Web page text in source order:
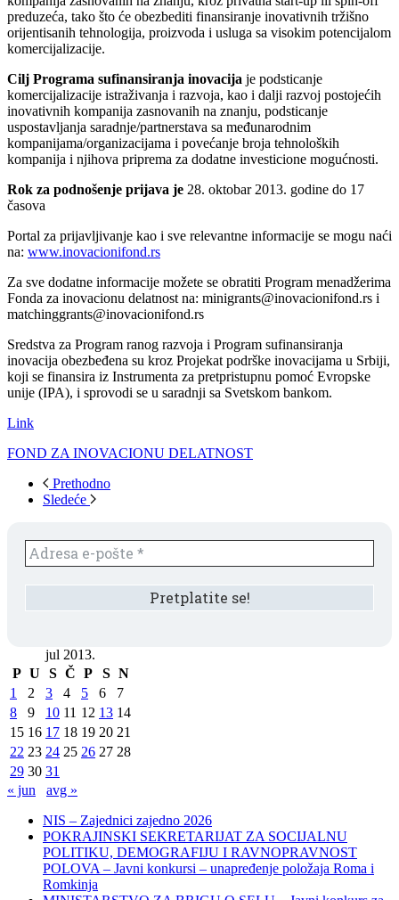
preduzeća, tako što će obezbediti finansiranje inovativnih tržišno
orijentisanih tehnologija, proizvoda i usluga sa visokim potencijalom
komercijalizacije.
Cilj Programa sufinansiranja inovacija je podsticanje
komercijalizacije istraživanja i razvoja, kao i dalji razvoj postojećih
inovativnih kompanija zasnovanih na znanju, podsticanje
uspostavljanja saradnje/partnerstava sa međunarodnim
kompanijama/organizacijama i povećanje broja tehnoloških
kompanija i njihova priprema za dodatne investicione mogućnosti.
Rok za podnošenje prijava je 28. oktobar 2013. godine do 17
časova
Portal za prijavljivanje kao i sve relevantne informacije se mogu naći
na: www.inovacionifond.rs
Za sve dodatne informacije možete se obratiti Program menadžerima
Fonda za inovacionu delatnost na: minigrants@inovacionifond.rs i
matchinggrants@inovacionifond.rs
Sredstva za Program ranog razvoja i Program sufinansiranja
inovacija obezbeđena su kroz Projekat podrške inovacijama u Srbiji,
koji se finansira iz Instrumenta za pretpristupnu pomoć Evropske
unije (IPA), i sprovodi se u saradnji sa Svetskom bankom.
Link
FOND ZA INOVACIONU DELATNOST
Prethodno
Sledeće
jul 2013.
P U S Č P S N
1
2 3 4 5 6
7
8
9 10 11 12 13 14
15 16 17 18 19 20 21
22 23 24 25 26 27 28
29 30 31
« jun
avg »
NIS – Zajednici zajedno 2026
POKRAJINSKI SEKRETARIJAT ZA SOCIJALNU
POLITIKU, DEMOGRAFIJU I RAVNOPRAVNOST
POLOVA – Javni konkursi – unapređenje položaja Roma i
Romkinja